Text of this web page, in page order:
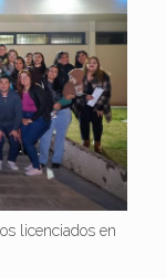
licenciados en